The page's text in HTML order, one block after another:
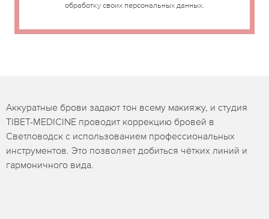
обработку своих персональных данных.
Аккуратные брови задают тон всему макияжу, и студия
TIBET-MEDICINE проводит коррекцию бровей в
Светловодск с использованием профессиональных
инструментов. Это позволяет добиться чётких линий и
гармоничного вида.